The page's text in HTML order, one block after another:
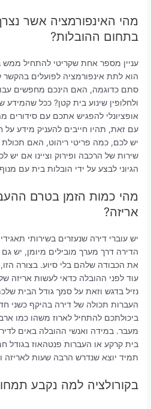
מהי האינפורמציה אשר
בתחום ההובלות?
עניין מספר אחת שקריטי להתחיל ממש
הוא לתת אינפורמציה לפועלים
סתם כדוגמה, האם הינכם מחפשים
ולחלופין שינוע בית קטן? ככל שהמידע
אופציונלי להפגיש אתכם עם
עם זאת, תהיו חייבים להעניק מידע
יש לכם, כמה פריטי ריהוט, האם
שירות של הרכבה ופירוק וציינו אם יש
הגיוני לבצע על ידי הובלות בית עם
מהי כמות הזמן בטרם
אריזה?
יש עוברי דירה שנעזרים בשירותי
הדירה דרך מערך מובילים מיומן, יש
את הכבודה שלהם בלי סיוע. בצורה
עוד לפני ההובלה כדאי לעשות אריזה
נזיל בדגש וזאת על סמך גודל הבית
העברות תכולה של דירה בהיקף כשני
ביכולתכם להתחיל לארוז משהו כמו
מעבר. במידה ואנשי ההובלה באים
בית קרקע או העברות פנטהאוז בגודל
תמיד יוצא שנדרש הרבה שעות לאריזה
בקורולציה למה נקבע